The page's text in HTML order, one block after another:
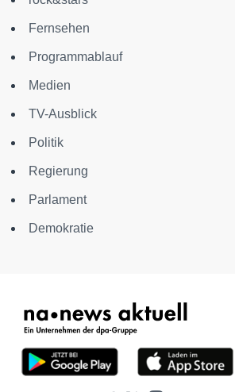
Fernsehen
Programmablauf
Medien
TV-Ausblick
Politik
Regierung
Parlament
Demokratie